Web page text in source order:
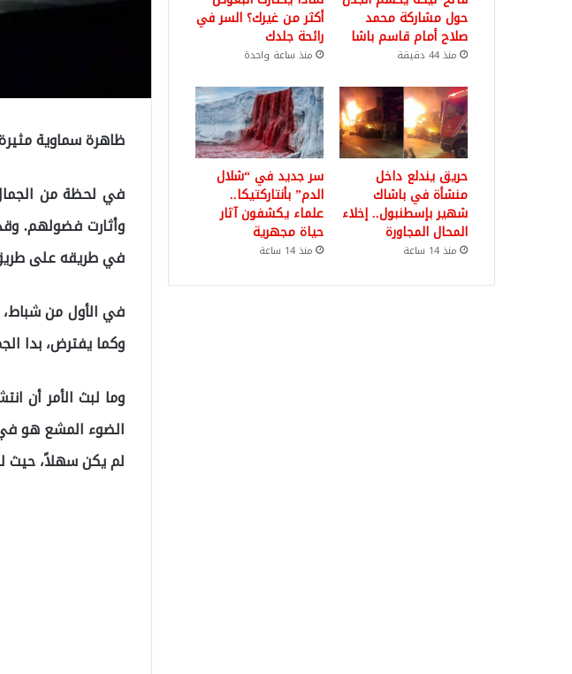
ظاهرة سماوية
في لحظة من
وأثارت فضولهم.
في طريقه على
في الأول من
وكما يفترض، بدا
وما لبث الأمر أن
الضوء المشع هو
لم يكن سهلاً، حيث
حول مشاركة محمد
صلاح أمام قاسم باشا
منذ 44 دقيقة
أكثر من غيرك؟ السر في
رائحة جلدك
منذ ساعة واحدة
حريق يندلع داخل
منشأة في باشاك
شهير بإسطنبول.. إخلاء
المحال المجاورة
منذ 14 ساعة
سر جديد في “شلال
الدم” بأنتاركتيكا..
علماء يكشفون آثار
حياة مجهرية
منذ 14 ساعة